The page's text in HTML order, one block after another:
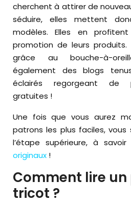
cherchent à attirer de
séduire, elles mettent
modèles. Elles en
promotion de leurs
grâce au bouche-à-
également des blogs
éclairés regorgeant de
gratuites !
Une fois que vous aurez
patrons les plus faciles,
l’étape supérieure, à savoir
originaux !
Comment lire
tricot ?